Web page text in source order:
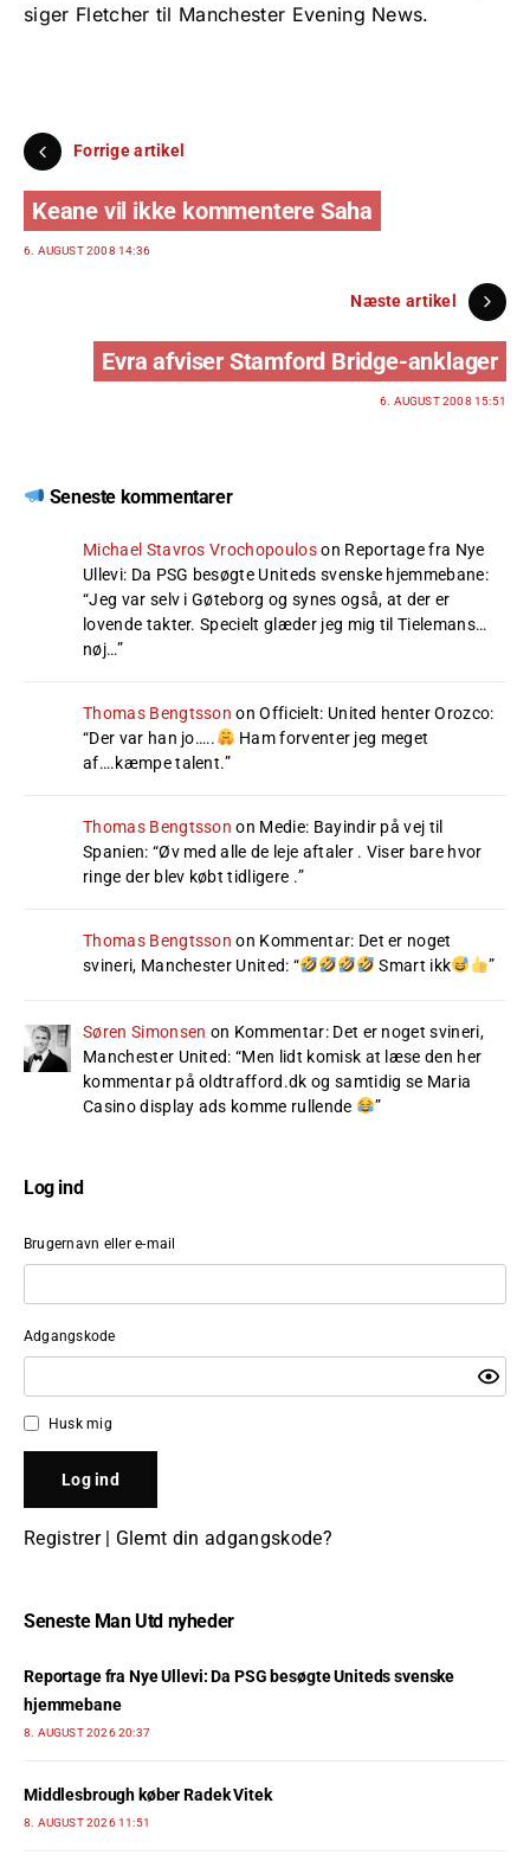
siger Fletcher til Manchester Evening News.
Forrige artikel
Keane vil ikke kommentere Saha
6. AUGUST 2008 14:36
Næste artikel
Evra afviser Stamford Bridge-anklager
6. AUGUST 2008 15:51
Seneste kommentarer
Michael Stavros Vrochopouloson Reportage fra Nye
Ullevi: Da PSG besøgte Uniteds svenske hjemmebane:
“Jeg var selv i Gøteborg og synes også, at der er
lovende takter. Specielt glæder jeg mig til Tielemans…
nøj…”
Thomas Bengtsson onOfficielt: United henter Orozco:
“Der var han jo…..
Ham forventer jeg meget
af….kæmpe talent.”
Thomas Bengtsson on Medie: Bayindir på vej til
Spanien: “Øv med alle de leje aftaler . Viser bare hvor
ringe der blev købt tidligere .”
Thomas Bengtsson on Kommentar: Det er noget
svineri, Manchester United: “ Smart ikk ”
Søren Simonsen on Kommentar: Det er noget svineri,
Manchester United: “Men lidt komisk at læse den her
kommentar på oldtrafford.dk og samtidig se Maria
Casino display ads komme rullende
”
Log ind
Brugernavn eller e-mail
Adgangskode
Husk mig
Registrer| Glemt din adgangskode?
Seneste Man Utd nyheder
Reportage fra Nye Ullevi: Da PSG besøgte Uniteds svenske
hjemmebane
8. AUGUST 2026 20:37
Middlesbrough køber Radek Vitek
8. AUGUST 2026 11:51